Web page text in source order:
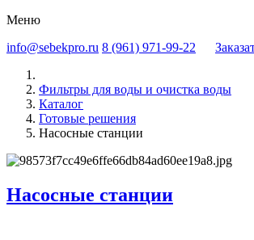
Меню
info@sebekpro.ru 8 (961) 971-99-22
Фильтры для воды и очистка воды
Каталог
Готовые решения
Насосные станции
Насосные станции